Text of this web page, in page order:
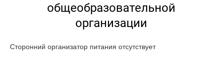
общеобразовательной
организации
Сторонний организатор питания отсутствует